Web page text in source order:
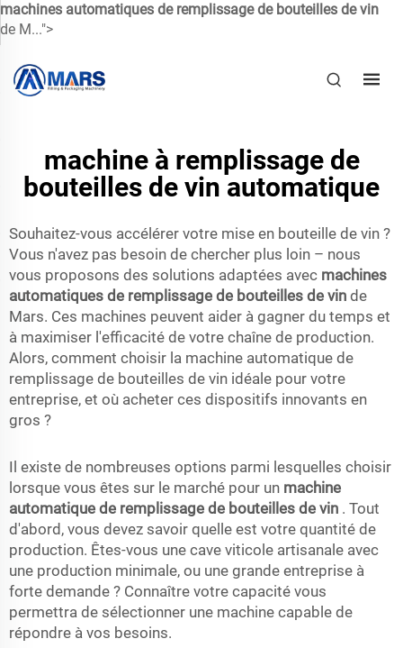
machines automatiques de remplissage de bouteilles de vin
de M...">
machine à remplissage de
bouteilles de vin automatique
Souhaitez-vous accélérer votre mise en bouteille de vin ?
Vous n'avez pas besoin de chercher plus loin – nous
vous proposons des solutions adaptées avec machines
automatiques de remplissage de bouteilles de vin de
Mars. Ces machines peuvent aider à gagner du temps et
à maximiser l'efficacité de votre chaîne de production.
Alors, comment choisir la machine automatique de
remplissage de bouteilles de vin idéale pour votre
entreprise, et où acheter ces dispositifs innovants en
gros ?
Il existe de nombreuses options parmi lesquelles choisir
lorsque vous êtes sur le marché pour un machine
automatique de remplissage de bouteilles de vin . Tout
d'abord, vous devez savoir quelle est votre quantité de
production. Êtes-vous une cave viticole artisanale avec
une production minimale, ou une grande entreprise à
forte demande ? Connaître votre capacité vous
permettra de sélectionner une machine capable de
répondre à vos besoins.